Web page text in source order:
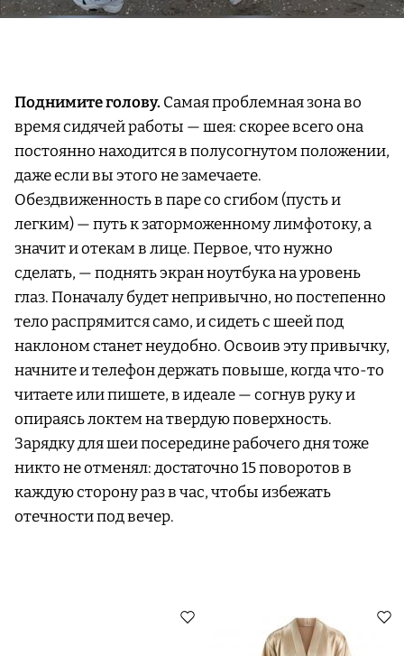
Поднимите голову. Самая проблемная зона во
время сидячей работы — шея: скорее всего она
постоянно находится в полусогнутом положении,
даже если вы этого не замечаете.
Обездвиженность в паре со сгибом (пусть и
легким) — путь к заторможенному лимфотоку, а
значит и отекам в лице. Первое, что нужно
сделать, — поднять экран ноутбука на уровень
глаз. Поначалу будет непривычно, но постепенно
тело распрямится само, и сидеть с шеей под
наклоном станет неудобно. Освоив эту привычку,
начните и телефон держать повыше, когда что-то
читаете или пишете, в идеале — согнув руку и
опираясь локтем на твердую поверхность.
Зарядку для шеи посередине рабочего дня тоже
никто не отменял: достаточно 15 поворотов в
каждую сторону раз в час, чтобы избежать
отечности под вечер.